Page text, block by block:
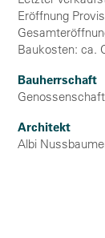
Eröffnung
Baukosten: ca.
Bauherrschaft
Architekt
Albi